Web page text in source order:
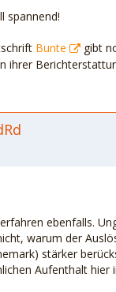
spannend!
Bunte
gibt
ihrer
ebenfalls.
warum der
stärker
Aufenthalt hier